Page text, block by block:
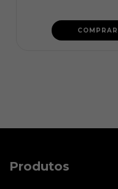
COMPRAR
Produtos